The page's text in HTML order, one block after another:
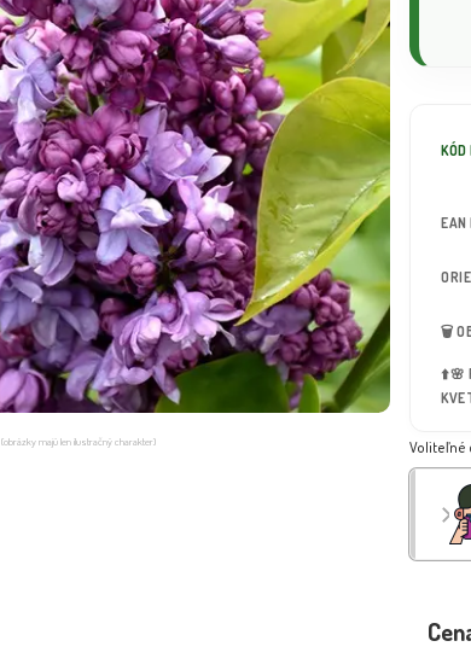
(obrázky majú len ilustračný charakter)
EAN
🗑️
⬆️🌸
Voliteľné